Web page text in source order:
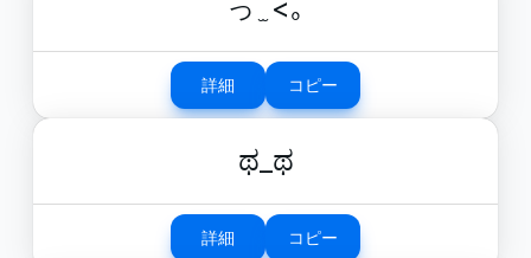
っ ̫ <｡
詳細 コピー
ಥ_ಥ
詳細 コピー